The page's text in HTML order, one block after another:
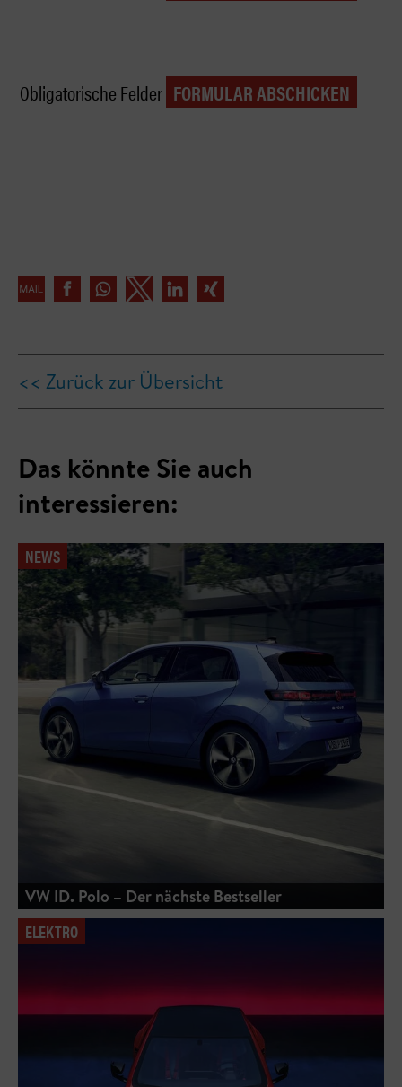
Obligatorische Felder
<< Zurück zur Übersicht
Das könnte Sie auch
interessieren:
NEWS
VW ID. Polo – Der nächste Bestseller
ELEKTRO